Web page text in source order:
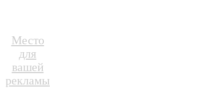
Место
для
вашей
рекламы